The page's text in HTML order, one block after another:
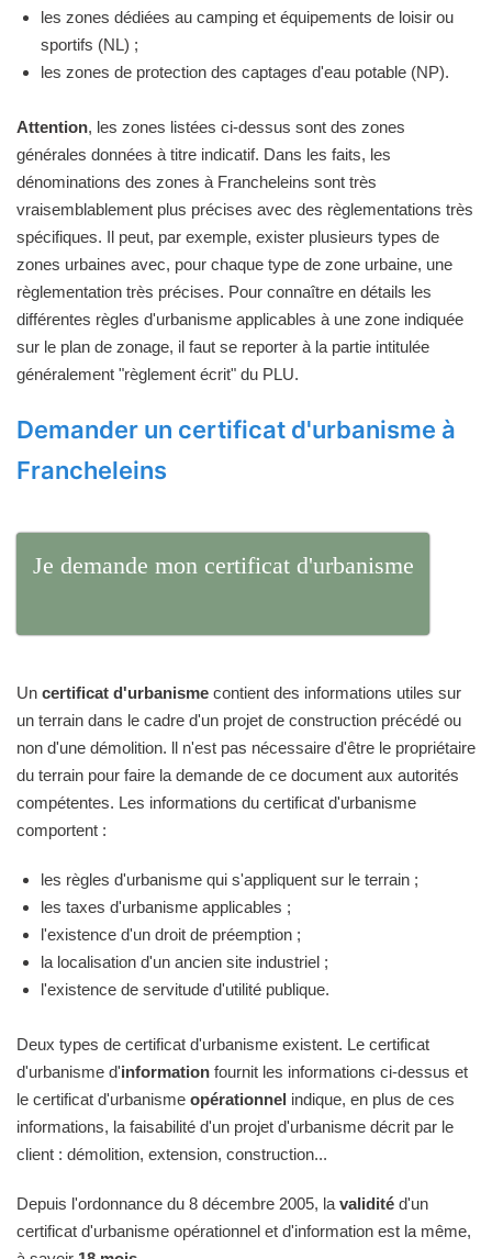
les zones dédiées au camping et équipements de loisir ou
sportifs (NL) ;
les zones de protection des captages d'eau potable (NP).
Attention, les zones listées ci-dessus sont des zones
générales données à titre indicatif. Dans les faits, les
dénominations des zones à Francheleins sont très
vraisemblablement plus précises avec des règlementations très
spécifiques. Il peut, par exemple, exister plusieurs types de
zones urbaines avec, pour chaque type de zone urbaine, une
règlementation très précises. Pour connaître en détails les
différentes règles d'urbanisme applicables à une zone indiquée
sur le plan de zonage, il faut se reporter à la partie intitulée
généralement "règlement écrit" du PLU.
Demander un certificat d'urbanisme à
Francheleins
Je demande mon certificat d'urbanisme
Un certificat d'urbanisme contient des informations utiles sur
un terrain dans le cadre d'un projet de construction précédé ou
non d'une démolition. ll n'est pas nécessaire d'être le propriétaire
du terrain pour faire la demande de ce document aux autorités
compétentes. Les informations du certificat d'urbanisme
comportent :
les règles d'urbanisme qui s'appliquent sur le terrain ;
les taxes d'urbanisme applicables ;
l'existence d'un droit de préemption ;
la localisation d'un ancien site industriel ;
l'existence de servitude d'utilité publique.
Deux types de certificat d'urbanisme existent. Le certificat
d'urbanisme d'information fournit les informations ci-dessus et
le certificat d'urbanisme opérationnel indique, en plus de ces
informations, la faisabilité d'un projet d'urbanisme décrit par le
client : démolition, extension, construction...
Depuis l'ordonnance du 8 décembre 2005, la validité d'un
certificat d'urbanisme opérationnel et d'information est la même,